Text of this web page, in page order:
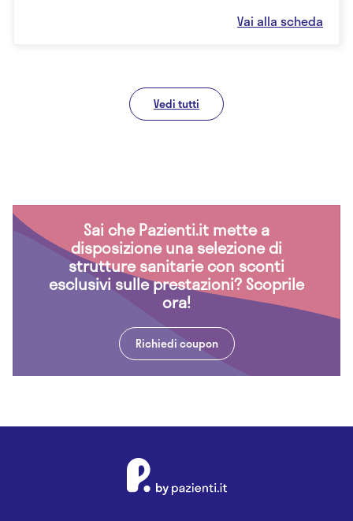
Vai alla scheda
Vedi tutti
Sai che Pazienti.it mette a
disposizione una selezione di
strutture sanitarie con sconti
esclusivi sulle prestazioni? Scoprile
ora!
Richiedi coupon